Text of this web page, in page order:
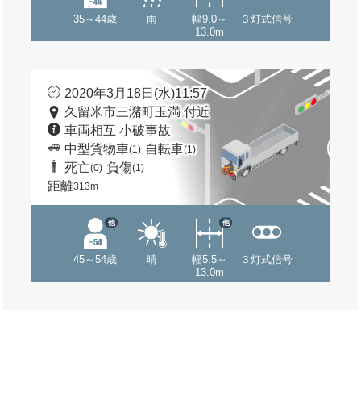
35～44歳 雨
幅9.0～
13.0m
３灯式信号
2020年3月18日(水)11:57
久留米市三潴町玉満 付近
車両相互 小破事故
中型貨物車(1) 自転車(1)
死亡(0) 負傷(1)
距離313m
45～54歳
他
晴
幅5.5～
13.0m
他
３灯式信号